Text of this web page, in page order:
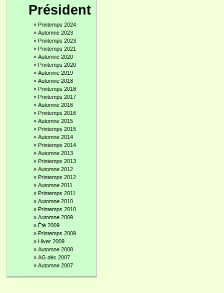
Président
» Printemps 2024
» Automne 2023
» Printemps 2023
» Printemps 2021
» Automne 2020
» Printemps 2020
» Automne 2019
» Automne 2018
» Printemps 2018
» Printemps 2017
» Automne 2016
» Printemps 2016
» Automne 2015
» Printemps 2015
» Automne 2014
» Printemps 2014
» Automne 2013
» Printemps 2013
» Automne 2012
» Printemps 2012
» Automne 2011
» Printemps 2011
» Automne 2010
» Printemps 2010
» Automne 2009
» Été 2009
» Printemps 2009
» Hiver 2009
» Automne 2008
» AG déc 2007
» Automne 2007